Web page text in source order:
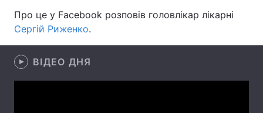
Здоров'я Туризм
Екологія
Про це у Facebook розповів головлікар лікарні
Сергій Риженко.
ВІДЕО ДНЯ